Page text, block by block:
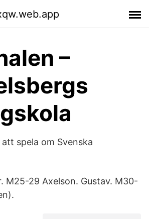
–
spela om Svenska
M25-29 Axelson. Gustav. M30-